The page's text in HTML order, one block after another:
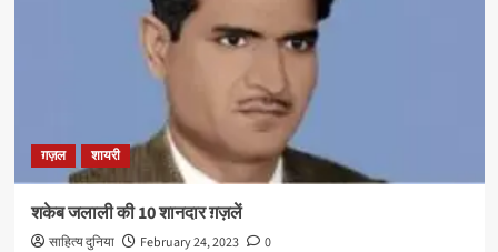
ग़ज़ल शायरी
शकेब जलाली की 10 शानदार ग़ज़लें
साहित्य दुनिया February 24, 2023
0